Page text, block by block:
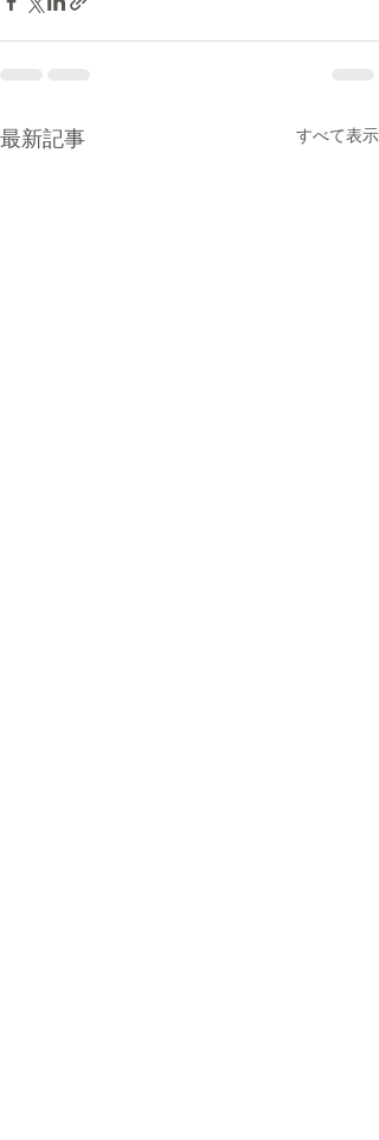
最新記事 すべて表示